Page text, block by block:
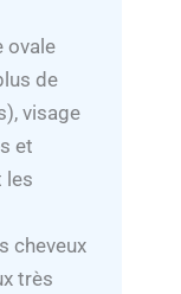
ovale
de
visage
et
les
cheveux
très